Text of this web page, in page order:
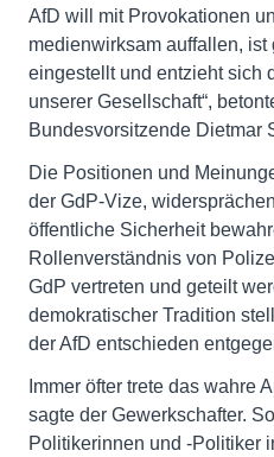
AfD will mit Provokationen
medienwirksam auffallen,
eingestellt und entzieht sich
unserer Gesellschaft“,
Bundesvorsitzende Dietmar
Die Positionen und
der GdP-Vize,
öffentliche Sicherheit
Rollenverständnis von
GdP vertreten und geteilt
demokratischer Tradition
der AfD entschieden
Immer öfter trete das wahre
sagte der Gewerkschafter.
Politikerinnen und -Politiker